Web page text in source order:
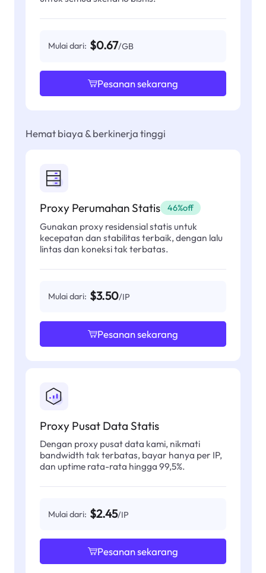
Mulai dari: $0.67/GB
Pesanan sekarang
Hemat biaya & berkinerja tinggi
Proxy Perumahan Statis 46%off
Gunakan proxy residensial statis untuk
kecepatan dan stabilitas terbaik, dengan lalu
lintas dan koneksi tak terbatas.
Mulai dari: $3.50/IP
Pesanan sekarang
Proxy Pusat Data Statis
Dengan proxy pusat data kami, nikmati
bandwidth tak terbatas, bayar hanya per IP,
dan uptime rata-rata hingga 99,5%.
Mulai dari: $2.45/IP
Pesanan sekarang